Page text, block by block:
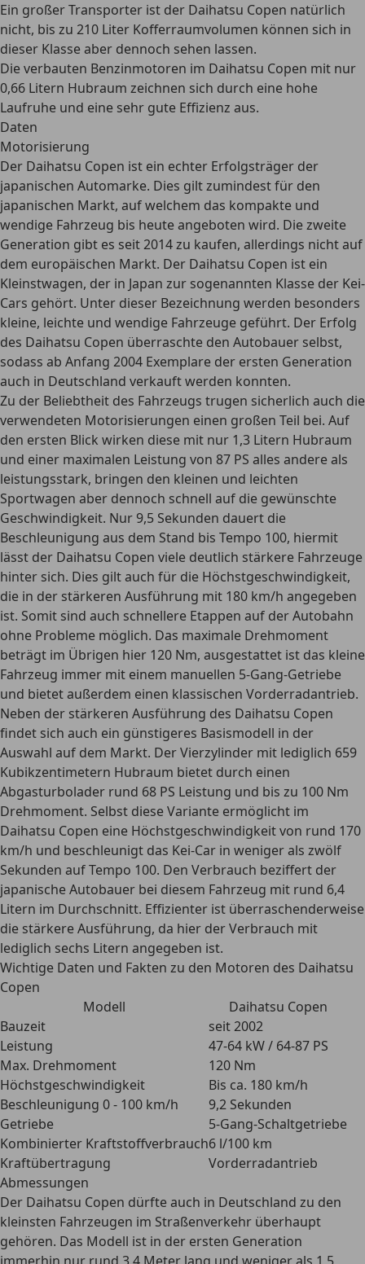
Ein großer Transporter ist der Daihatsu Copen natürlich
nicht, bis zu 210 Liter Kofferraumvolumen können sich in
dieser Klasse aber dennoch sehen lassen.
Die verbauten Benzinmotoren im Daihatsu Copen mit nur
0,66 Litern Hubraum zeichnen sich durch eine hohe
Laufruhe und eine sehr gute Effizienz aus.
Daten
Motorisierung
Der Daihatsu Copen ist ein echter Erfolgsträger der
japanischen Automarke. Dies gilt zumindest für den
japanischen Markt, auf welchem das kompakte und
wendige Fahrzeug bis heute angeboten wird. Die zweite
Generation gibt es seit 2014 zu kaufen, allerdings nicht auf
dem europäischen Markt. Der Daihatsu Copen ist ein
Kleinstwagen, der in Japan zur sogenannten Klasse der Kei-
Cars gehört. Unter dieser Bezeichnung werden besonders
kleine, leichte und wendige Fahrzeuge geführt. Der Erfolg
des Daihatsu Copen überraschte den Autobauer selbst,
sodass ab Anfang 2004 Exemplare der ersten Generation
auch in Deutschland verkauft werden konnten.
Zu der Beliebtheit des Fahrzeugs trugen sicherlich auch die
verwendeten Motorisierungen einen großen Teil bei. Auf
den ersten Blick wirken diese mit nur 1,3 Litern Hubraum
und einer maximalen Leistung von 87 PS alles andere als
leistungsstark, bringen den kleinen und leichten
Sportwagen aber dennoch schnell auf die gewünschte
Geschwindigkeit. Nur 9,5 Sekunden dauert die
Beschleunigung aus dem Stand bis Tempo 100, hiermit
lässt der Daihatsu Copen viele deutlich stärkere Fahrzeuge
hinter sich. Dies gilt auch für die Höchstgeschwindigkeit,
die in der stärkeren Ausführung mit 180 km/h angegeben
ist. Somit sind auch schnellere Etappen auf der Autobahn
ohne Probleme möglich. Das maximale Drehmoment
beträgt im Übrigen hier 120 Nm, ausgestattet ist das kleine
Fahrzeug immer mit einem manuellen 5-Gang-Getriebe
und bietet außerdem einen klassischen Vorderradantrieb.
Neben der stärkeren Ausführung des Daihatsu Copen
findet sich auch ein günstigeres Basismodell in der
Auswahl auf dem Markt. Der Vierzylinder mit lediglich 659
Kubikzentimetern Hubraum bietet durch einen
Abgasturbolader rund 68 PS Leistung und bis zu 100 Nm
Drehmoment. Selbst diese Variante ermöglicht im
Daihatsu Copen eine Höchstgeschwindigkeit von rund 170
km/h und beschleunigt das Kei-Car in weniger als zwölf
Sekunden auf Tempo 100. Den Verbrauch beziffert der
japanische Autobauer bei diesem Fahrzeug mit rund 6,4
Litern im Durchschnitt. Effizienter ist überraschenderweise
die stärkere Ausführung, da hier der Verbrauch mit
lediglich sechs Litern angegeben ist.
Wichtige Daten und Fakten zu den Motoren des Daihatsu
Copen
Modell
Daihatsu Copen
Bauzeit
seit 2002
Leistung
47-64 kW / 64-87 PS
Max. Drehmoment
120 Nm
Höchstgeschwindigkeit
Bis ca. 180 km/h
Beschleunigung 0 - 100 km/h
9,2 Sekunden
Getriebe
5-Gang-Schaltgetriebe
Kombinierter Kraftstoffverbrauch6 l/100 km
Kraftübertragung
Vorderradantrieb
Abmessungen
Der Daihatsu Copen dürfte auch in Deutschland zu den
kleinsten Fahrzeugen im Straßenverkehr überhaupt
gehören. Das Modell ist in der ersten Generation